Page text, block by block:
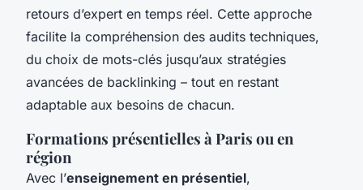
retours d’expert en temps réel. Cette approche
facilite la compréhension des audits techniques,
du choix de mots-clés jusqu’aux stratégies
avancées de backlinking – tout en restant
adaptable aux besoins de chacun.
Formations présentielles à Paris ou en
région
Avec l’enseignement en présentiel,